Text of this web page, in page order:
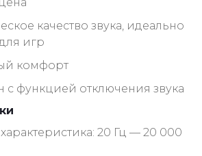
качество звука, идеально
игр
комфорт
функцией отключения звука
20 Гц — 20 000